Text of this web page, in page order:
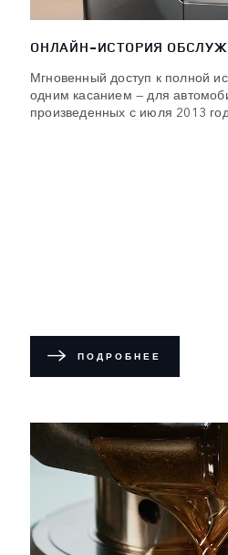
ОНЛАЙН-ИСТОРИЯ
Мгновенный доступ к полной
одним касанием — для
произведенных с июля 2013
ПОДРОБНЕЕ